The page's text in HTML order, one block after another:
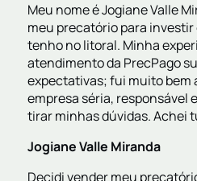
Meu nome é Jogiane Valle
meu precatório para
tenho no litoral. Minha
atendimento da PrecPago
expectativas; fui muito bem
empresa séria, responsável
tirar minhas dúvidas. Achei
Jogiane Valle Miranda
Decidi vender meu